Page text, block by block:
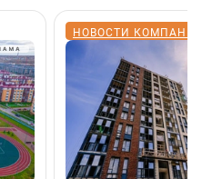
НОВОСТИ